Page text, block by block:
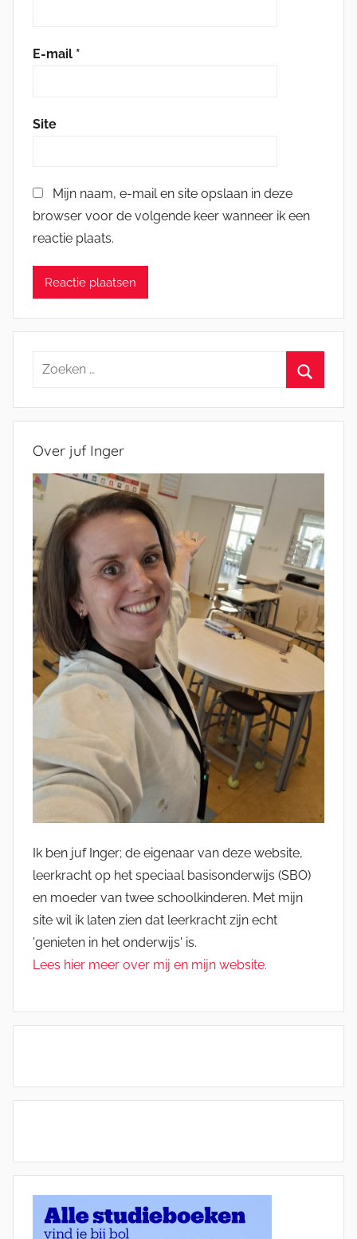
E-mail *
Site
Mijn naam, e-mail en site opslaan in deze
browser voor de volgende keer wanneer ik een
reactie plaats.
Zoeken
Over juf Inger
Ik ben juf Inger; de eigenaar van deze website,
leerkracht op het speciaal basisonderwijs (SBO)
en moeder van twee schoolkinderen. Met mijn
site wil ik laten zien dat leerkracht zijn echt
'genieten in het onderwijs' is.
Lees hier meer over mij en mijn website.